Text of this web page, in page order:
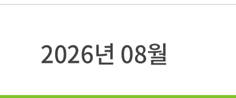
2026년 08월